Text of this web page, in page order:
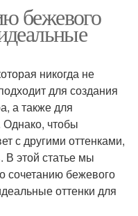
бежевого
никогда не
для создания
а также для
Однако, чтобы
с другими оттенками,
В этой статье мы
сочетанию бежевого
оттенки для